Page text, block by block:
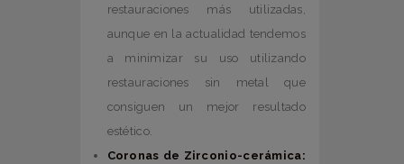
restauraciones más utilizadas,
aunque en la actualidad tendemos
a minimizar su uso utilizando
restauraciones sin metal que
consiguen un mejor resultado
estético.
Coronas de Zirconio-cerámica: